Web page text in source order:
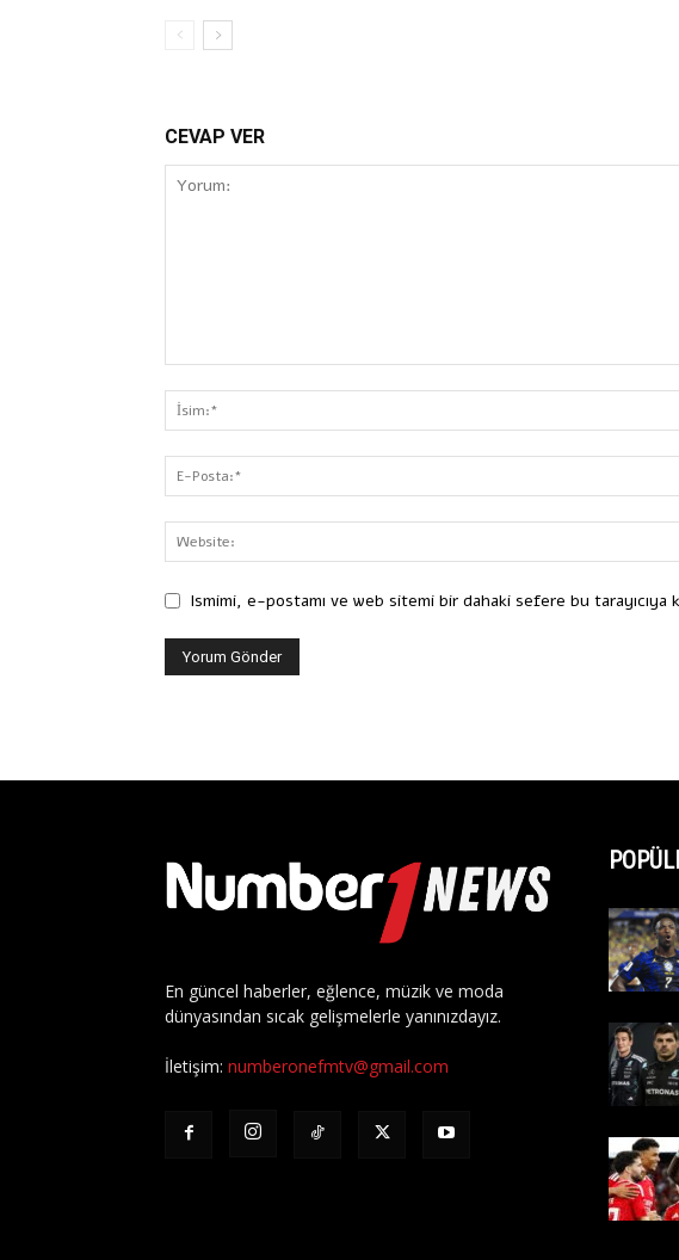
CEVAP VER
Ismimi, e-postamı ve web sitemi bir dahaki sefere bu tarayıcıya
En güncel haberler, eğlence, müzik ve moda
dünyasından sıcak gelişmelerle yanınızdayız.
İletişim: numberonefmtv@gmail.com